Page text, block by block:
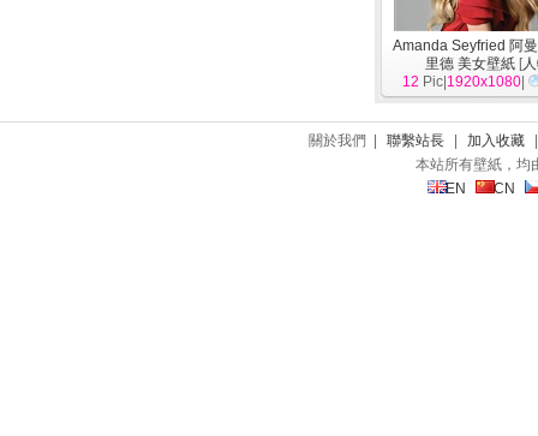
Amanda Seyfried 阿
里德 美女壁紙 [
12 Pic| 1920x1080
關於我們 | 聯繫站長 加入收藏
本站所有壁紙，均
EN
CN